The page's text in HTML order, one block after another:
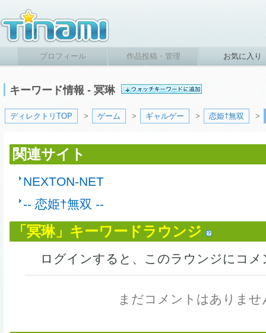
プロフィール 作品投稿・管理 お気に入り
キーワード情報 - 冥琳
ディレクトリTOP > ゲーム > ギャルゲー > 恋姫†無双 >
関連サイト
NEXTON-NET
-- 恋姫†無双 --
「冥琳」キーワードラウンジ
ログインすると、このラウンジにコ
まだコメントはありませ